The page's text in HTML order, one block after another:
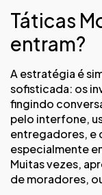
Táticas
entram?
A estratégia é
sofisticada: os
fingindo
pelo interfone,
entregadores, e
especialmente
Muitas vezes,
de moradores,